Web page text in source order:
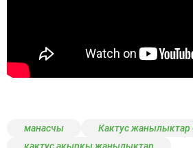
манасчы
Кактус жанылыктар